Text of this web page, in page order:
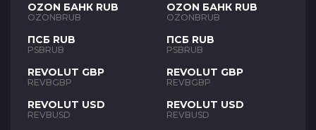
OZON БАНК RUB
OZONBRUB
ПСБ RUB
PSBRUB
REVOLUT GBP
REVBGBP
REVOLUT USD
REVBUSD
OZON БАНК RUB
OZONBRUB
ПСБ RUB
PSBRUB
REVOLUT GBP
REVBGBP
REVOLUT USD
REVBUSD